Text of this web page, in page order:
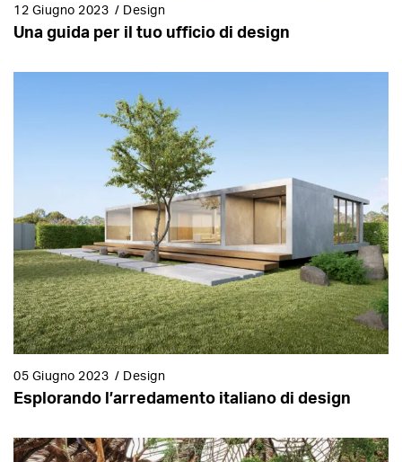
12 Giugno 2023 / Design
Una guida per il tuo ufficio di design
05 Giugno 2023 / Design
Esplorando l’arredamento italiano di design